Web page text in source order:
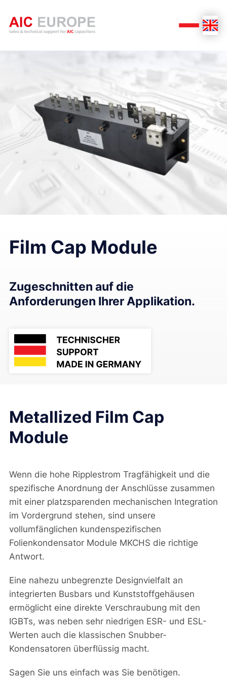
Film Cap Module
Zugeschnitten auf die
Anforderungen Ihrer Applikation.
Metallized Film Cap
Module
Wenn die hohe Ripplestrom Tragfähigkeit und die
spezifische Anordnung der Anschlüsse zusammen
mit einer platzsparenden mechanischen Integration
im Vordergrund stehen, sind unsere
vollumfänglichen kundenspezifischen
Folienkondensator Module MKCHS die richtige
Antwort.
Eine nahezu unbegrenzte Designvielfalt an
integrierten Busbars und Kunststoffgehäusen
ermöglicht eine direkte Verschraubung mit den
IGBTs, was neben sehr niedrigen ESR- und ESL-
Werten auch die klassischen Snubber-
Kondensatoren überflüssig macht.
Sagen Sie uns einfach was Sie benötigen.